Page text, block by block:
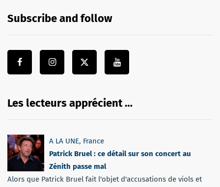
Subscribe and follow
Les lecteurs apprécient …
A LA UNE, France
Patrick Bruel : ce détail sur son concert au
Zénith passe mal
Alors que Patrick Bruel fait l'objet d'accusations de viols et